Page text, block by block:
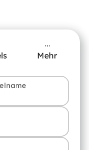
Mehr